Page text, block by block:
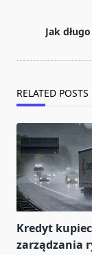
text">Page</
Jak
RELATED POSTS
Kredyt
zarządzania